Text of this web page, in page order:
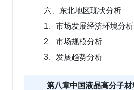
六、东北地区现状分析
1、市场发展经济环境分析
2、市场规模分析
3、发展趋势分析
第八章中国液晶高分子